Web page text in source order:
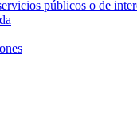
públicos o de